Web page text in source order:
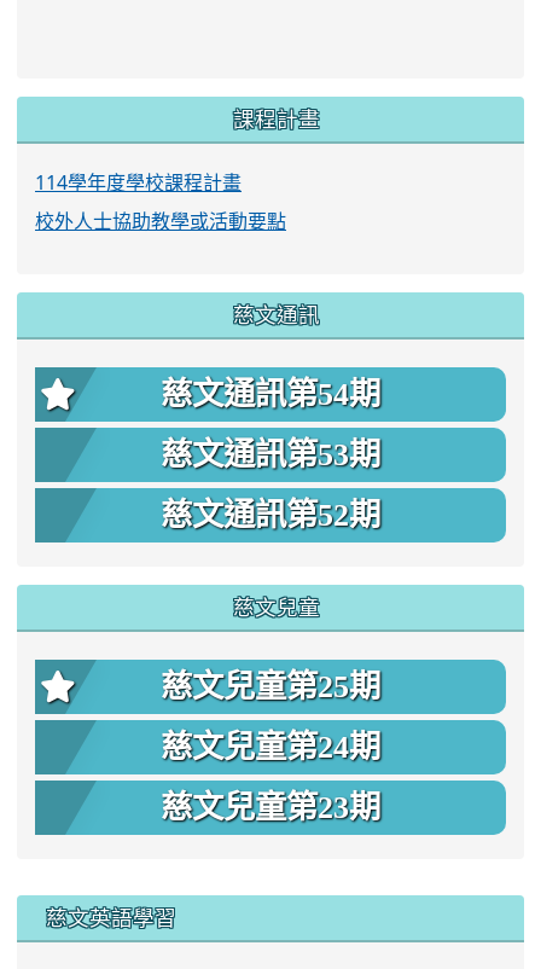
課程計畫
114學年度學校課程計畫
校外人士協助教學或活動要點
慈文通訊
慈文通訊第54期
慈文通訊第53期
慈文通訊第52期
慈文兒童
慈文兒童第25期
慈文兒童第24期
慈文兒童第23期
慈文英語學習